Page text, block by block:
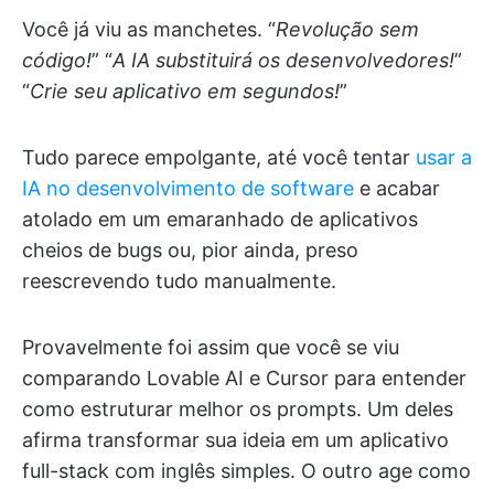
Você já viu as manchetes. “Revolução sem
código!” “A IA substituirá os desenvolvedores!”
“Crie seu aplicativo em segundos!”
Tudo parece empolgante, até você tentar usar a
IA no desenvolvimento de software e acabar
atolado em um emaranhado de aplicativos
cheios de bugs ou, pior ainda, preso
reescrevendo tudo manualmente.
Provavelmente foi assim que você se viu
comparando Lovable AI e Cursor para entender
como estruturar melhor os prompts. Um deles
afirma transformar sua ideia em um aplicativo
full-stack com inglês simples. O outro age como